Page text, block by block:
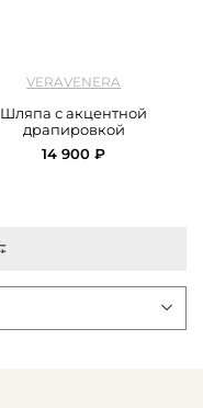
VERAVENERA
Шляпа с акцентной
драпировкой
14 900 ₽